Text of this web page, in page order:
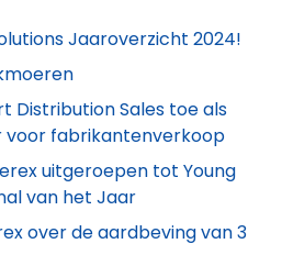
Jaaroverzicht 2024!
Distribution Sales toe als
fabrikantenverkoop
uitgeroepen tot Young
van het Jaar
over de aardbeving van 3